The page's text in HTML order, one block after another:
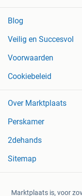
Blog
Veilig en Succesvol
Voorwaarden
Cookiebeleid
Over Marktplaats
Perskamer
2dehands
Sitemap
Marktplaats is, voor